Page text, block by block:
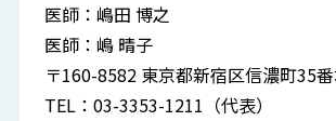
医師：嶋田 博之
医師：嶋 晴子
〒160-8582 東京都新宿区信濃町35
TEL：03-3353-1211（代表）